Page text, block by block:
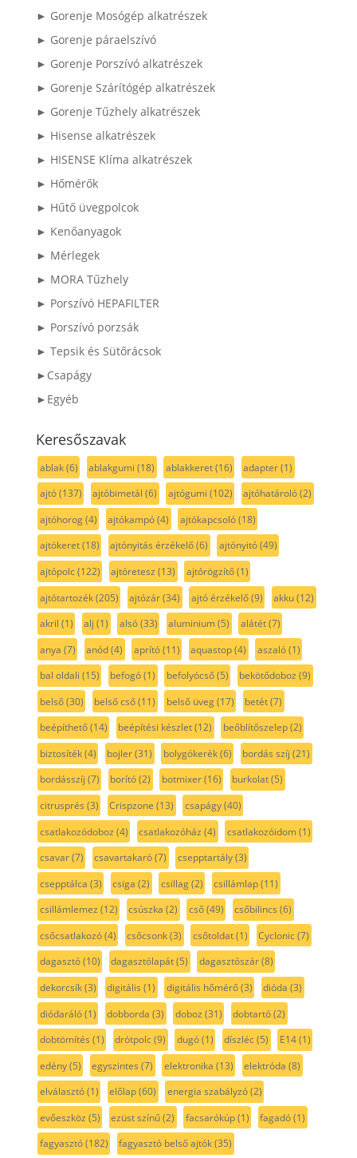
► Gorenje Mosógép alkatrészek
► Gorenje páraelszívó
► Gorenje Porszívó alkatrészek
► Gorenje Szárítógép alkatrészek
► Gorenje Tűzhely alkatrészek
► Hisense alkatrészek
► HISENSE Klíma alkatrészek
► Hőmérők
► Hűtő üvegpolcok
► Kenőanyagok
► Mérlegek
► MORA Tűzhely
► Porszívó HEPAFILTER
► Porszívó porzsák
► Tepsik és Sütőrácsok
►Csapágy
►Egyéb
Keresőszavak
ablak(6) ablakgumi (18) ablakkeret(16) adapter(1)
ajtó(137) ajtóbimetál (6) ajtógumi (102) ajtóhatároló(2)
ajtóhorog(4) ajtókampó(4) ajtókapcsoló(18)
ajtókeret(18) ajtónyitás érzékelő(6) ajtónyitó(49)
ajtópolc(122) ajtóretesz (13) ajtórögzítő(1)
ajtótartozék(205) ajtózár(34) ajtó érzékelő(9) akku(12)
akril (1) alj (1) alsó(33) aluminium(5) alátét(7)
anya (7) anód(4) aprító(11) aquastop(4) aszaló(1)
bal oldali (15) befogó(1) befolyócső(5) bekötődoboz (9)
belső(30) belső cső(11) belső üveg(17) betét(7)
beépíthető(14) beépítési készlet(12) beőblítőszelep(2)
biztosíték(4) bojler(31) bolygókerék(6) bordás szíj (21)
bordásszíj (7) borító(2) botmixer(16) burkolat(5)
citrusprés (3) Crispzone (13) csapágy(40)
csatlakozódoboz (4) csatlakozóház (4) csatlakozóidom(1)
csavar(7) csavartakaró(7) csepptartály(3)
csepptálca (3) csiga (2) csillag(2) csillámlap(11)
csillámlemez (12) csúszka (2) cső(49) csőbilincs (6)
csőcsatlakozó(4) csőcsonk(3) csőtoldat(1) Cyclonic(7)
dagasztó(10) dagasztólapát(5) dagasztószár(8)
dekorcsík(3) digitális (1) digitális hőmérő(3) dióda (3)
diódaráló(1) dobborda (3) doboz (31) dobtartó(2)
dobtömítés (1) drótpolc(9) dugó(1) díszléc(5) E14(1)
edény(5) egyszintes (7) elektronika (13) elektróda (8)
elválasztó(1) előlap(60) energia szabályzó(2)
evőeszköz (5) ezüst színű(2) facsarókúp(1) fagadó(1)
fagyasztó(182) fagyasztó belső ajtók(35)